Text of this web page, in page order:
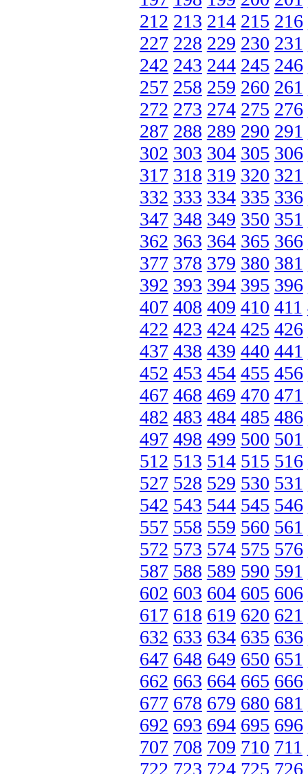
212 213 214 215 216
227 228 229 230 231
242 243 244 245 246
257 258 259 260 261
272 273 274 275 276
287 288 289 290 291
302 303 304 305 306
317 318 319 320 321
332 333 334 335 336
347 348 349 350 351
362 363 364 365 366
377 378 379 380 381
392 393 394 395 396
407 408 409 410 411
422 423 424 425 426
437 438 439 440 441
452 453 454 455 456
467 468 469 470 471
482 483 484 485 486
497 498 499 500 501
512 513 514 515 516
527 528 529 530 531
542 543 544 545 546
557 558 559 560 561
572 573 574 575 576
587 588 589 590 591
602 603 604 605 606
617 618 619 620 621
632 633 634 635 636
647 648 649 650 651
662 663 664 665 666
677 678 679 680 681
692 693 694 695 696
707 708 709 710 711
722 723 724 725 726